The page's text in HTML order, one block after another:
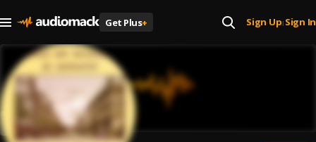
Get Plus+ Sign Up| Sign In